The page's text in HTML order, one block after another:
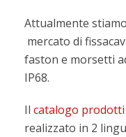
Attualmente
mercato di
faston e morsetti
IP68.
Il catalogo
realizzato in 2